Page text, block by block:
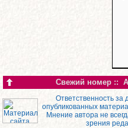
Свежий номер ::
Ответственность за
опубликованных
Мнение автора не
зрения